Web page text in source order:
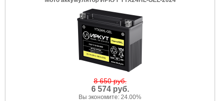
8 650 руб.
6 574 руб.
Вы экономите: 24.00%